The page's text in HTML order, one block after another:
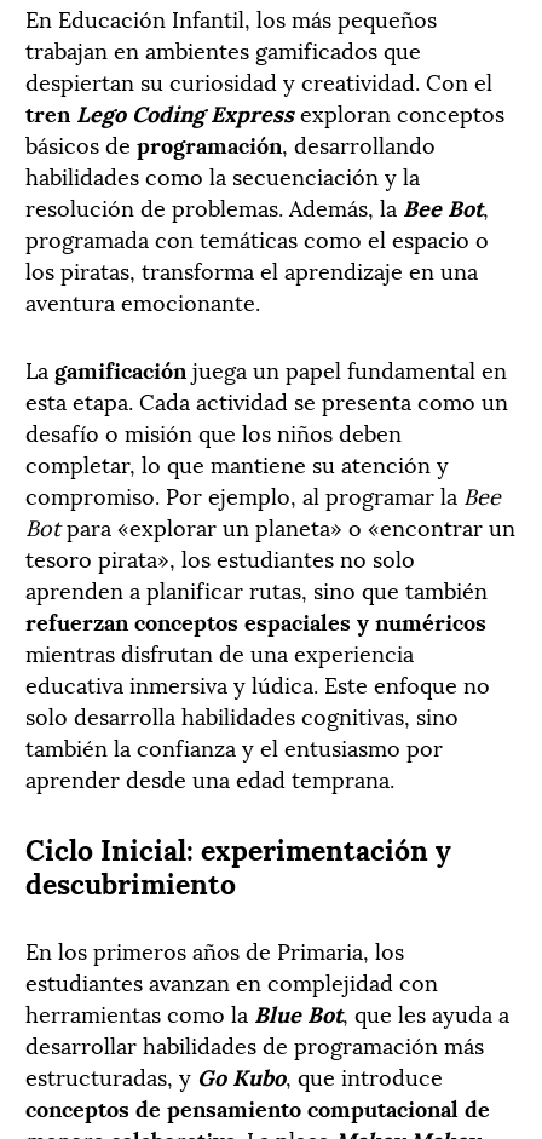
En Educación Infantil, los más pequeños
trabajan en ambientes gamificados que
despiertan su curiosidad y creatividad. Con el
tren Lego Coding Expressexploran conceptos
básicos de programación, desarrollando
habilidades como la secuenciación y la
resolución de problemas. Además, la Bee Bot,
programada con temáticas como el espacio o
los piratas, transforma el aprendizaje en una
aventura emocionante.
La gamificación juega un papel fundamental en
esta etapa. Cada actividad se presenta como un
desafío o misión que los niños deben
completar, lo que mantiene su atención y
compromiso. Por ejemplo, al programar la Bee
Botpara «explorar un planeta» o «encontrar un
tesoro pirata», los estudiantes no solo
aprenden a planificar rutas, sino que también
refuerzan conceptos espaciales y numéricos
mientras disfrutan de una experiencia
educativa inmersiva y lúdica. Este enfoque no
solo desarrolla habilidades cognitivas, sino
también la confianza y el entusiasmo por
aprender desde una edad temprana.
Ciclo Inicial: experimentación y
descubrimiento
En los primeros años de Primaria, los
estudiantes avanzan en complejidad con
herramientas como la Blue Bot, que les ayuda a
desarrollar habilidades de programación más
estructuradas, y Go Kubo, que introduce
conceptos de pensamiento computacional de